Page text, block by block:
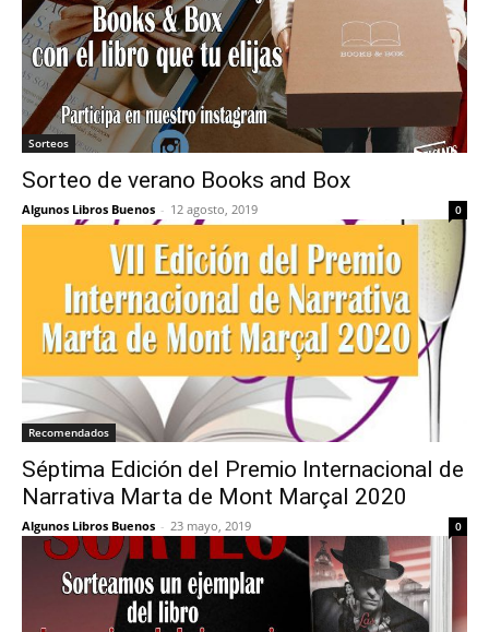
Sorteos
Sorteo de verano Books and Box
Algunos Libros Buenos - 12 agosto, 2019 0
Recomendados
Séptima Edición del Premio Internacional de
Narrativa Marta de Mont Marçal 2020
Algunos Libros Buenos - 23 mayo, 2019 0